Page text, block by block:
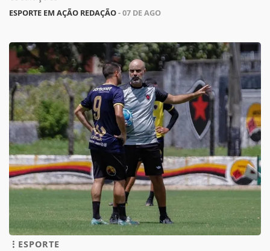
ESPORTE EM AÇÃO REDAÇÃO- 07 DE AGO
ESPORTE